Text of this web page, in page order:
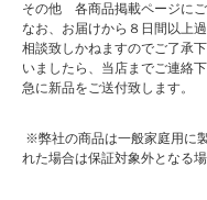
その他 各商品掲載ページに
なお、お届けから８日間以上
相談致しかねますのでご了承
いましたら、当店までご連絡
急に新品をご送付致します。
※弊社の商品は一般家庭用に
れた場合は保証対象外となる場